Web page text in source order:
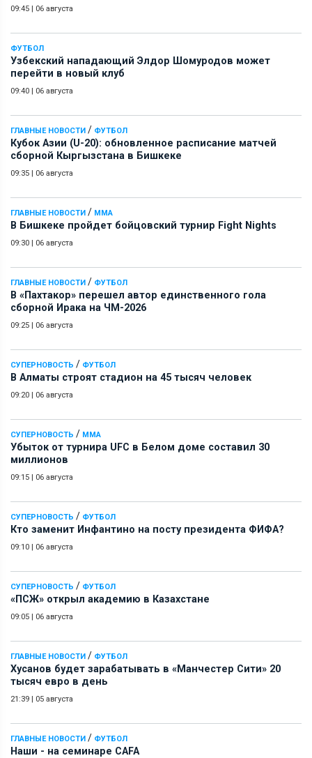
09:45 | 06 августа
ФУТБОЛ
Узбекский нападающий Элдор Шомуродов может
перейти в новый клуб
09:40 | 06 августа
ГЛАВНЫЕ НОВОСТИ / ФУТБОЛ
Кубок Азии (U-20): обновленное расписание матчей
сборной Кыргызстана в Бишкеке
09:35 | 06 августа
ГЛАВНЫЕ НОВОСТИ / ММА
В Бишкеке пройдет бойцовский турнир Fight Nights
09:30 | 06 августа
ГЛАВНЫЕ НОВОСТИ / ФУТБОЛ
В «Пахтакор» перешел автор единственного гола
сборной Ирака на ЧМ-2026
09:25 | 06 августа
СУПЕРНОВОСТЬ / ФУТБОЛ
В Алматы строят стадион на 45 тысяч человек
09:20 | 06 августа
СУПЕРНОВОСТЬ / ММА
Убыток от турнира UFC в Белом доме составил 30
миллионов
09:15 | 06 августа
СУПЕРНОВОСТЬ / ФУТБОЛ
Кто заменит Инфантино на посту президента ФИФА?
09:10 | 06 августа
СУПЕРНОВОСТЬ / ФУТБОЛ
«ПСЖ» открыл академию в Казахстане
09:05 | 06 августа
ГЛАВНЫЕ НОВОСТИ / ФУТБОЛ
Хусанов будет зарабатывать в «Манчестер Сити» 20
тысяч евро в день
21:39 | 05 августа
ГЛАВНЫЕ НОВОСТИ / ФУТБОЛ
Наши - на семинаре СAFA